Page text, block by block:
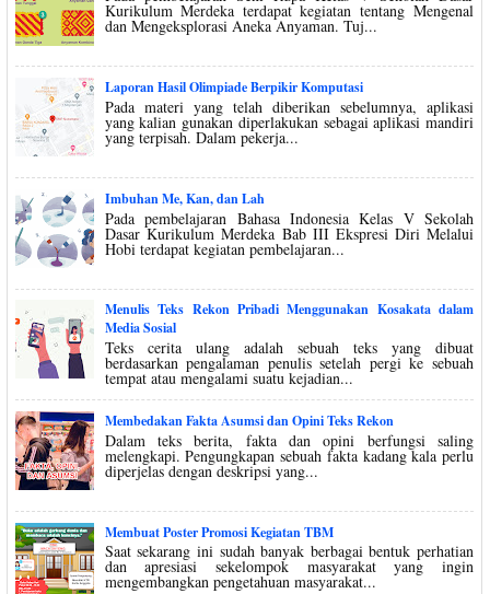
Kurikulum Merdeka terdapat kegiatan tentang Mengenal
dan Mengeksplorasi Aneka Anyaman. Tuj...
Laporan Hasil Olimpiade Berpikir Komputasi
Pada materi yang telah diberikan sebelumnya, aplikasi
yang kalian gunakan diperlakukan sebagai aplikasi mandiri
yang terpisah. Dalam pekerja...
Imbuhan Me, Kan, dan Lah
Pada pembelajaran Bahasa Indonesia Kelas V Sekolah
Dasar Kurikulum Merdeka Bab III Ekspresi Diri Melalui
Hobi terdapat kegiatan pembelajaran...
Menulis Teks Rekon Pribadi Menggunakan Kosakata dalam
Media Sosial
Teks cerita ulang adalah sebuah teks yang dibuat
berdasarkan pengalaman penulis setelah pergi ke sebuah
tempat atau mengalami suatu kejadian...
Membedakan Fakta Asumsi dan Opini Teks Rekon
Dalam teks berita, fakta dan opini berfungsi saling
melengkapi. Pengungkapan sebuah fakta kadang kala perlu
diperjelas dengan deskripsi yang...
Membuat Poster Promosi Kegiatan TBM
Saat sekarang ini sudah banyak berbagai bentuk perhatian
dan apresiasi sekelompok masyarakat yang ingin
mengembangkan pengetahuan masyarakat...